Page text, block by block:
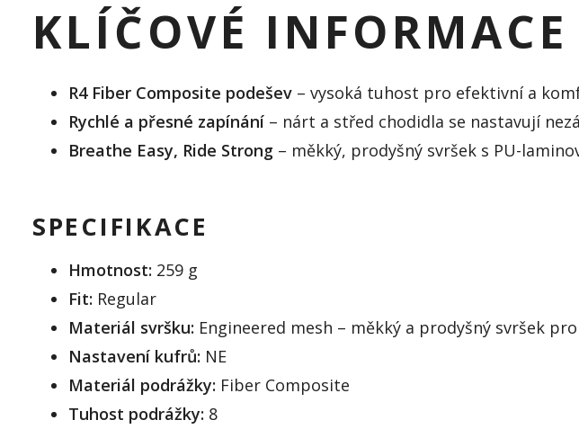
KLÍČOVÉ INFORMACE
R4 Fiber Composite podešev – vysoká tuhost pro efektivní a
Rychlé a přesné zapínání – nárt a střed chodidla se nastavují
Breathe Easy, Ride Strong – měkký, prodyšný svršek s PU-
SPECIFIKACE
Hmotnost: 259 g
Fit: Regular
Materiál svršku: Engineered mesh – měkký a prodyšný svršek
Nastavení kufrů: NE
Materiál podrážky: Fiber Composite
Tuhost podrážky: 8